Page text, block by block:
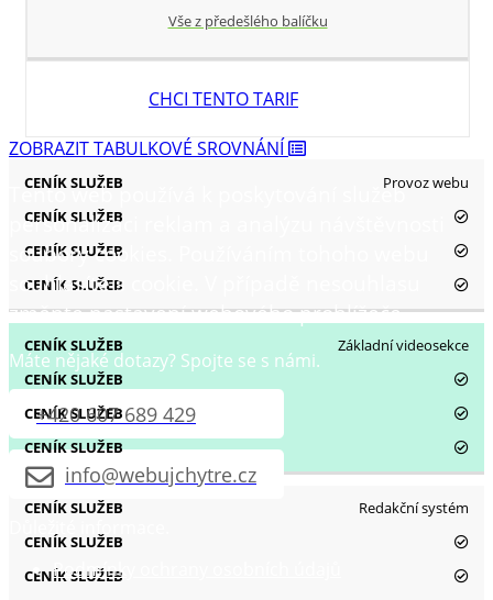
Vše z předešlého balíčku
CHCI TENTO TARIF
ZOBRAZIT TABULKOVÉ SROVNÁNÍ
ZÁKLADNÍ Provoz webu
Základní videosekce
Redakční systém
Tento web používá k poskytování služeb
personalizaci reklam a analýzu návštěvnosti
soubory cookies. Používáním tohoho webu
souhlasíte s cookie. V případě nesouhlasu
změnte nastavení webového prohlížeče.
Máte nějaké dotazy? Spojte se s námi.
+420 607 689 429
info@webujchytre.cz
Podmínky ochrany osobních údajů